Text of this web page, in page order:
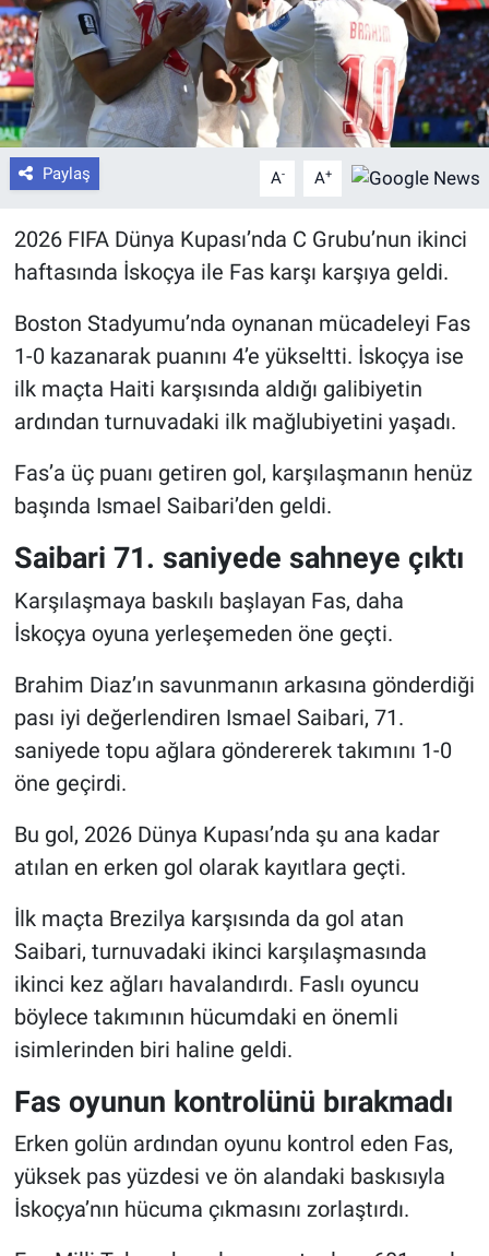
Paylaş A- A+
2026 FIFA Dünya Kupası’nda C Grubu’nun ikinci
haftasında İskoçya ile Fas karşı karşıya geldi.
Boston Stadyumu’nda oynanan mücadeleyi Fas
1-0 kazanarak puanını 4’e yükseltti. İskoçya ise
ilk maçta Haiti karşısında aldığı galibiyetin
ardından turnuvadaki ilk mağlubiyetini yaşadı.
Fas’a üç puanı getiren gol, karşılaşmanın henüz
başında Ismael Saibari’den geldi.
Saibari 71. saniyede sahneye çıktı
Karşılaşmaya baskılı başlayan Fas, daha
İskoçya oyuna yerleşemeden öne geçti.
Brahim Diaz’ın savunmanın arkasına gönderdiği
pası iyi değerlendiren Ismael Saibari, 71.
saniyede topu ağlara göndererek takımını 1-0
öne geçirdi.
Bu gol, 2026 Dünya Kupası’nda şu ana kadar
atılan en erken gol olarak kayıtlara geçti.
İlk maçta Brezilya karşısında da gol atan
Saibari, turnuvadaki ikinci karşılaşmasında
ikinci kez ağları havalandırdı. Faslı oyuncu
böylece takımının hücumdaki en önemli
isimlerinden biri haline geldi.
Fas oyunun kontrolünü bırakmadı
Erken golün ardından oyunu kontrol eden Fas,
yüksek pas yüzdesi ve ön alandaki baskısıyla
İskoçya’nın hücuma çıkmasını zorlaştırdı.